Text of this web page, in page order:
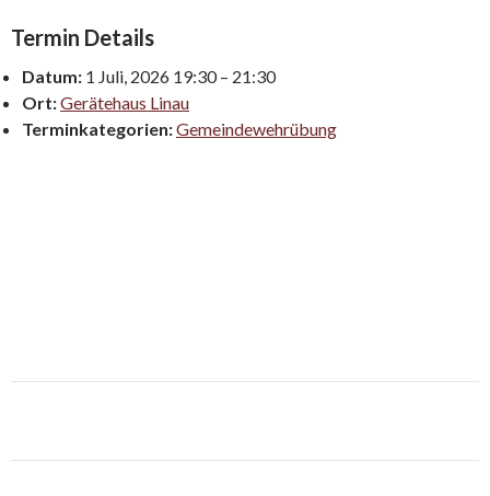
Termin Details
Datum: 1 Juli, 2026 19:30– 21:30
Ort:Gerätehaus Linau
Terminkategorien:Gemeindewehrübung